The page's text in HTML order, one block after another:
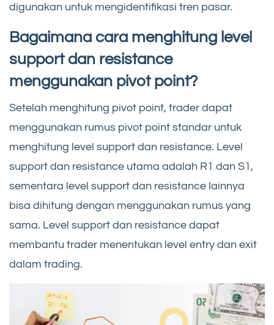
digunakan untuk mengidentifikasi tren pasar.
Bagaimana cara menghitung level
support dan resistance
menggunakan pivot point?
Setelah menghitung pivot point, trader dapat
menggunakan rumus pivot point standar untuk
menghitung level support dan resistance. Level
support dan resistance utama adalah R1 dan S1,
sementara level support dan resistance lainnya
bisa dihitung dengan menggunakan rumus yang
sama. Level support dan resistance dapat
membantu trader menentukan level entry dan exit
dalam trading.